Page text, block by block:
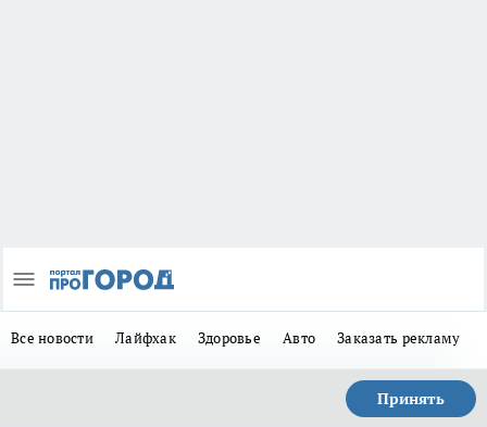
Все новости Лайфхак Здоровье Авто Заказать рекламу
Принять